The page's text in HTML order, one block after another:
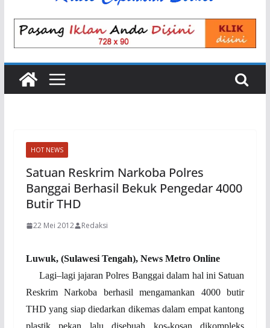
HOT NEWS
Satuan Reskrim Narkoba Polres
Banggai Berhasil Bekuk Pengedar 4000
Butir THD
22 Mei 2012 Redaksi
Luwuk, (Sulawesi Tengah), News Metro Online
Lagi–lagi jajaran Polres Banggai dalam hal ini Satuan
Reskrim Narkoba berhasil mengamankan 4000 butir
THD yang siap diedarkan dikemas dalam empat kantong